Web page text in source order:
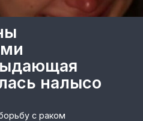
налысо
с раком